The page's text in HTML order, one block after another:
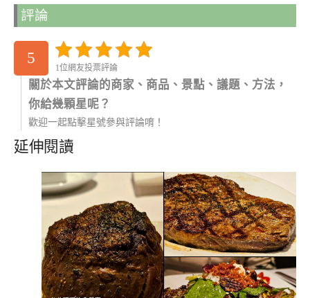
評論
5
1位網友投票評論
關於本文評論的商家、商品、景點、議題、方法，
你給幾顆星呢？
歡迎一起點擊星號參與評論唷！
延伸閱讀